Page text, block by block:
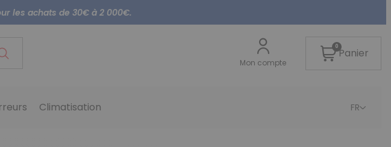
les achats de 30€ à 2 000€.
Mon compte
0Panier
Climatisation FR